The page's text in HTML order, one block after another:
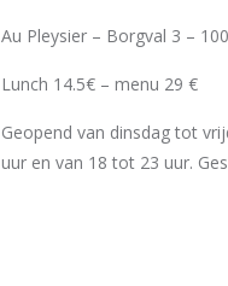
Au Pleysier – Borgval 3 –
Lunch 14.5€ – menu 29 €
Geopend van dinsdag tot
uur en van 18 tot 23 uur.